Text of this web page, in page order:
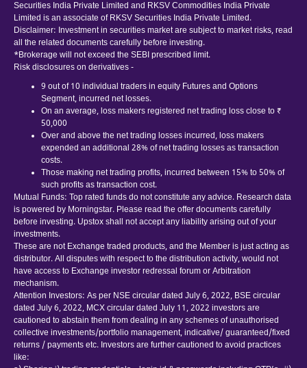
Securities India Private Limited and RKSV Commodities India Private
Limited is an associate of RKSV Securities India Private Limited.
Disclaimer: Investment in securities market are subject to market risks, read
all the related documents carefully before investing.
*Brokerage will not exceed the SEBI prescribed limit.
Risk disclosures on derivatives -
9 out of 10 individual traders in equity Futures and Options
Segment, incurred net losses.
On an average, loss makers registered net trading loss close to ₹
50,000
Over and above the net trading losses incurred, loss makers
expended an additional 28% of net trading losses as transaction
costs.
Those making net trading profits, incurred between 15% to 50% of
such profits as transaction cost.
Mutual Funds: Top rated funds do not constitute any advice. Research data
is powered by Morningstar. Please read the offer documents carefully
before investing. Upstox shall not accept any liability arising out of your
investments.
These are not Exchange traded products, and the Member is just acting as
distributor. All disputes with respect to the distribution activity, would not
have access to Exchange investor redressal forum or Arbitration
mechanism.
Attention Investors: As per NSE circular dated July 6, 2022, BSE circular
dated July 6, 2022, MCX circular dated July 11, 2022 investors are
cautioned to abstain them from dealing in any schemes of unauthorised
collective investments/portfolio management, indicative/ guaranteed/fixed
returns / payments etc. Investors are further cautioned to avoid practices
like: